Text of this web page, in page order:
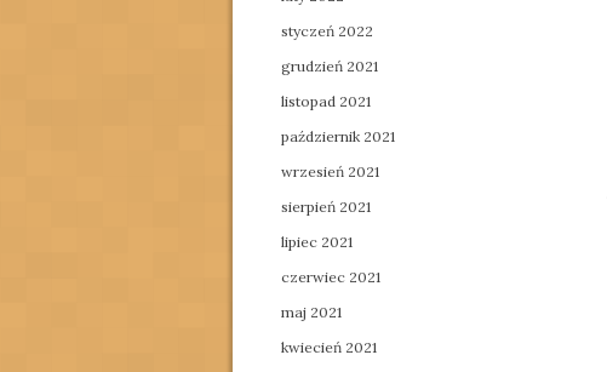
styczeń 2022
grudzień 2021
listopad 2021
październik 2021
wrzesień 2021
sierpień 2021
lipiec 2021
czerwiec 2021
maj 2021
kwiecień 2021